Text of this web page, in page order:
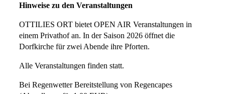
Hinweise zu den Veranstaltungen
OTTILIES ORT bietet OPEN AIR Veranstaltungen in
einem Privathof an. In der Saison 2026 öffnet die
Dorfkirche für zwei Abende ihre Pforten.
Alle Veranstaltungen finden statt.
Bei Regenwetter Bereitstellung von Regencapes